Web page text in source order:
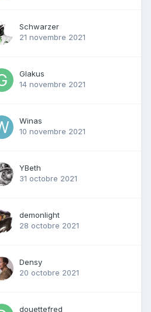
Schwarzer
21 novembre 2021
Glakus
14 novembre 2021
Winas
10 novembre 2021
YBeth
31 octobre 2021
demonlight
28 octobre 2021
Densy
20 octobre 2021
douettefred